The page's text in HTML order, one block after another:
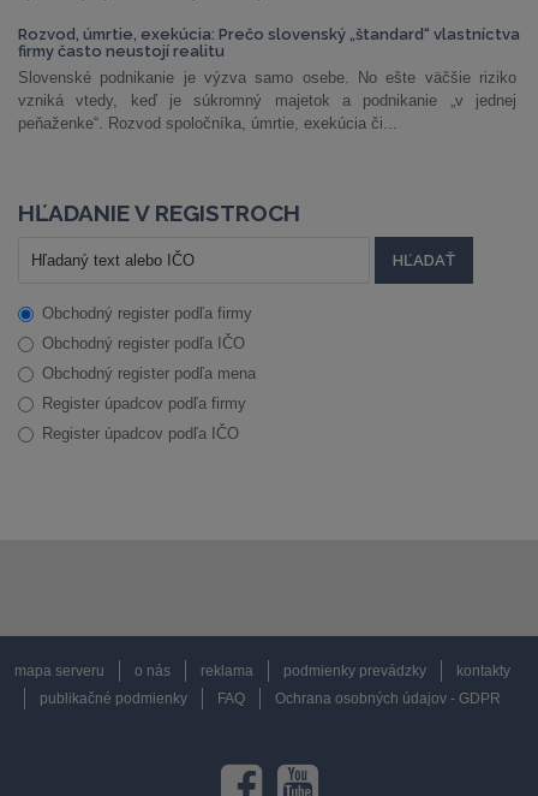
Rozvod, úmrtie, exekúcia: Prečo slovenský „štandard“ vlastníctva
firmy často neustojí realitu
Slovenské podnikanie je výzva samo osebe. No ešte väčšie riziko
vzniká vtedy, keď je súkromný majetok a podnikanie „v jednej
peňaženke“. Rozvod spoločníka, úmrtie, exekúcia či...
HĽADANIE V REGISTROCH
Obchodný register podľa firmy
Obchodný register podľa IČO
Obchodný register podľa mena
Register úpadcov podľa firmy
Register úpadcov podľa IČO
mapa serveru o nás reklama podmienky prevádzky
kontakty
publikačné podmienky
FAQ Ochrana osobných údajov - GDPR